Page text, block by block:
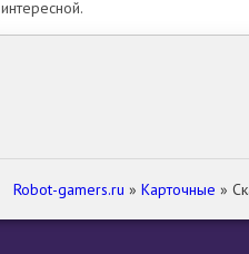
интересной.
Robot-gamers.ru » Карточные »